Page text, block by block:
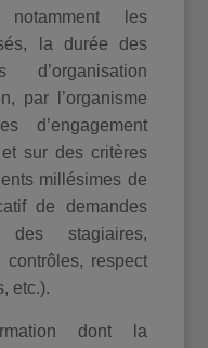
notamment les
la durée des
par l’organisme
d’engagement
sur des critères
millésimes de
de demandes
des stagiaires,
respect
etc.).
dont la